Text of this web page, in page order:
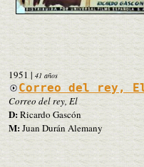
1951| 41 años
Correo del rey,
Correo del rey, El
D:Ricardo Gascón
M:Juan Durán Alemany